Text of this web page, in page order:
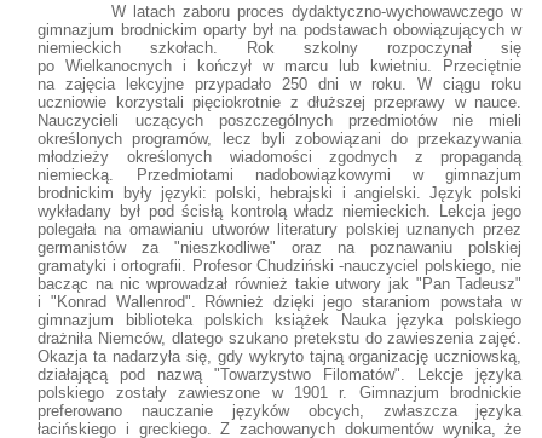
W latach zaboru proces dydaktyczno-wychowawczego w
gimnazjum brodnickim oparty był na podstawach obowiązujących w
niemieckich szkołach. Rok szkolny rozpoczynał się
po Wielkanocnych i kończył w marcu lub kwietniu. Przeciętnie
na zajęcia lekcyjne przypadało 250 dni w roku. W ciągu roku
uczniowie korzystali pięciokrotnie z dłuższej przeprawy w nauce.
Nauczycieli uczących poszczególnych przedmiotów nie mieli
określonych programów, lecz byli zobowiązani do przekazywania
młodzieży określonych wiadomości zgodnych z propagandą
niemiecką. Przedmiotami nadobowiązkowymi w gimnazjum
brodnickim były języki: polski, hebrajski i angielski. Język polski
wykładany był pod ścisłą kontrolą władz niemieckich. Lekcja jego
polegała na omawianiu utworów literatury polskiej uznanych przez
germanistów za "nieszkodliwe" oraz na poznawaniu polskiej
gramatyki i ortografii. Profesor Chudziński -nauczyciel polskiego, nie
bacząc na nic wprowadzał również takie utwory jak "Pan Tadeusz"
i "Konrad Wallenrod". Również dzięki jego staraniom powstała w
gimnazjum biblioteka polskich książek Nauka języka polskiego
drażniła Niemców, dlatego szukano pretekstu do zawieszenia zajęć.
Okazja ta nadarzyła się, gdy wykryto tajną organizację uczniowską,
działającą pod nazwą "Towarzystwo Filomatów". Lekcje języka
polskiego zostały zawieszone w 1901 r. Gimnazjum brodnickie
preferowano nauczanie języków obcych, zwłaszcza języka
łacińskiego i greckiego. Z zachowanych dokumentów wynika, że